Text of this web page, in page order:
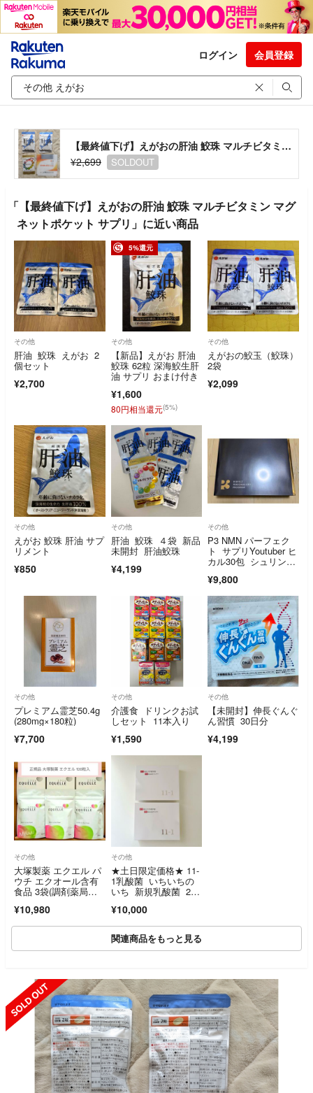
ログイン 会員登録
【最終値下げ】えがおの肝油 鮫珠 マルチビタミン マグネットポケット サプリ
¥2,699
SOLDOUT
「【最終値下げ】えがおの肝油 鮫珠 マルチビタミン マグ
ネットポケット サプリ」に近い商品
その他
肝油 鮫珠 えがお 2
個セット
¥2,700
5%還元
その他
【新品】えがお 肝油
鮫珠 62粒 深海鮫生肝
油 サプリ おまけ付き
¥1,600
80円相当還元(5%)
その他
えがおの鮫玉（鮫珠）
2袋
¥2,099
その他
えがお 鮫珠 肝油 サプ
リメント
¥850
その他
肝油 鮫珠 ４袋 新品
未開封 肝油鮫珠
¥4,199
その他
P3 NMN パーフェク
ト サプリYoutuber ヒ
カル30包 シュリンク
¥9,800
その他
プレミアム霊芝50.4g
(280mg×180粒)
¥7,700
その他
介護食 ドリンクお試
しセット 11本入り
¥1,590
その他
【未開封】伸長ぐんぐ
ん習慣 30日分
¥4,199
その他
大塚製薬 エクエル パ
ウチ エクオール含有
食品 3袋(調剤薬局購
¥10,980
その他
★土日限定価格★ 11-
1乳酸菌 いちいちの
いち 新規乳酸菌 2
¥10,000
関連商品をもっと見る
SOLD OUT